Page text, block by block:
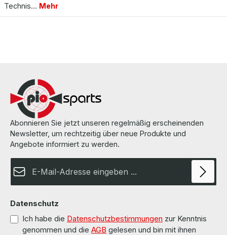
Technis… Mehr
Abonnieren Sie jetzt unseren regelmäßig erscheinenden
Newsletter, um rechtzeitig über neue Produkte und
Angebote informiert zu werden.
Datenschutz
Ich habe die Datenschutzbestimmungen zur Kenntnis
genommen und die AGB gelesen und bin mit ihnen